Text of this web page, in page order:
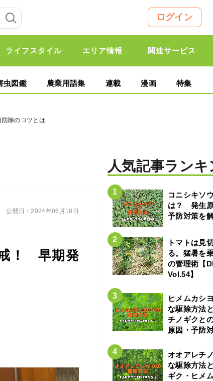
ログイン
ライフスタイル エリア情報 関連サービス
虫図鑑 農業用語集 連載 漫画 特集
除のコツとは
！ 早期発
公開日：2024年06月18日
人気記事ランキ
コニシキソ
は？ 発生
予防対策を
トマトは見
る。猛暑を
の管理術【
Vol.54】
ヒメムカシ
な駆除方法
チノギクと
原因・予防
オオアレチ
な駆除方法
ギク・ヒメ